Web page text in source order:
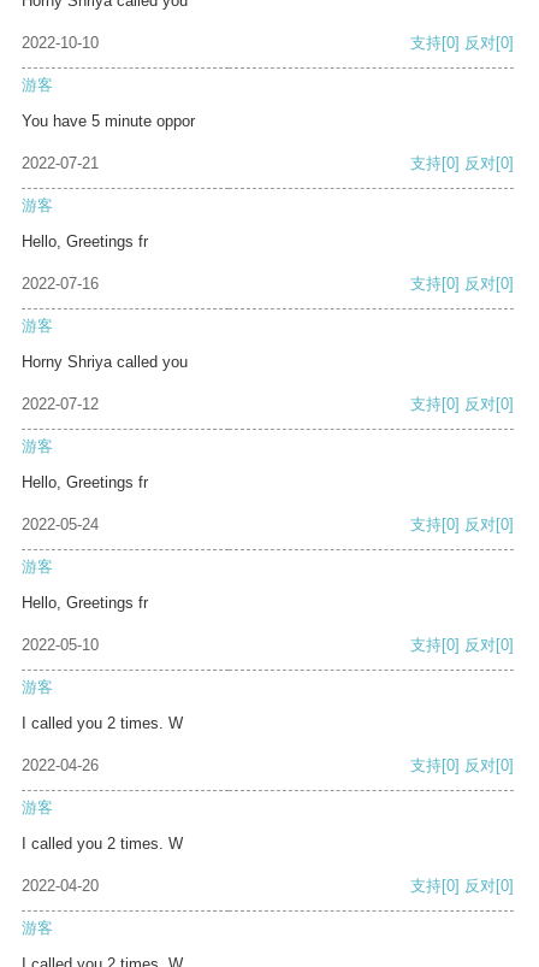
2022-10-10 支持[0] 反对[0]
游客
You have 5 minute oppor
2022-07-21 支持[0] 反对[0]
游客
Hello, Greetings fr
2022-07-16 支持[0] 反对[0]
游客
Horny Shriya called you
2022-07-12 支持[0] 反对[0]
游客
Hello, Greetings fr
2022-05-24 支持[0] 反对[0]
游客
Hello, Greetings fr
2022-05-10 支持[0] 反对[0]
游客
I called you 2 times. W
2022-04-26 支持[0] 反对[0]
游客
I called you 2 times. W
2022-04-20 支持[0] 反对[0]
游客